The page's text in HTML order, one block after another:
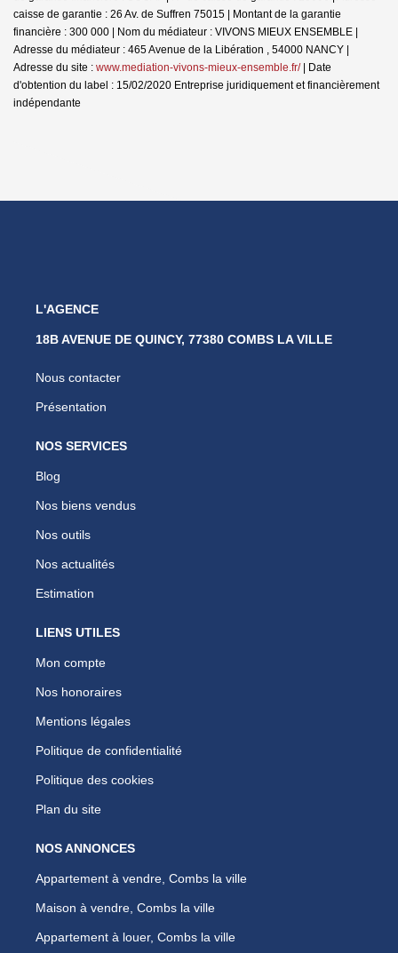
caisse de garantie : 26 Av. de Suffren 75015 | Montant de la garantie
financière : 300 000 | Nom du médiateur : VIVONS MIEUX ENSEMBLE |
Adresse du médiateur : 465 Avenue de la Libération , 54000 NANCY |
Adresse du site : www.mediation-vivons-mieux-ensemble.fr/| Date
d'obtention du label : 15/02/2020 Entreprise juridiquement et financièrement
indépendante
L'AGENCE
18B AVENUE DE QUINCY, 77380 COMBS LA VILLE
Nous contacter
Présentation
NOS SERVICES
Blog
Nos biens vendus
Nos outils
Nos actualités
Estimation
LIENS UTILES
Mon compte
Nos honoraires
Mentions légales
Politique de confidentialité
Politique des cookies
Plan du site
NOS ANNONCES
Appartement à vendre, Combs la ville
Maison à vendre, Combs la ville
Appartement à louer, Combs la ville